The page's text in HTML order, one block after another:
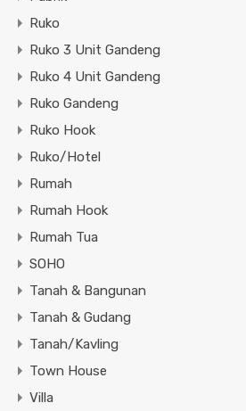
Ruko
Ruko 3 Unit Gandeng
Ruko 4 Unit Gandeng
Ruko Gandeng
Ruko Hook
Ruko/Hotel
Rumah
Rumah Hook
Rumah Tua
SOHO
Tanah & Bangunan
Tanah & Gudang
Tanah/Kavling
Town House
Villa